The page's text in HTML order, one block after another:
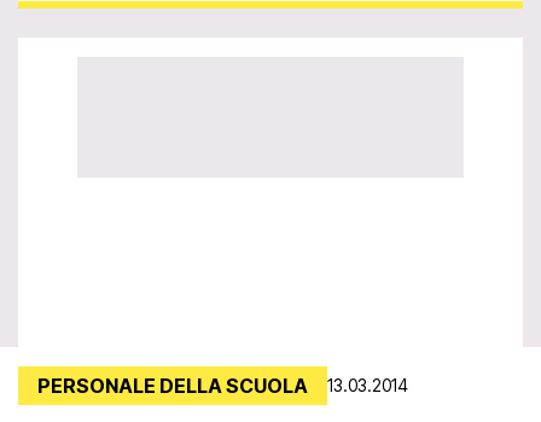
PERSONALE DELLA SCUOLA 13.03.2014